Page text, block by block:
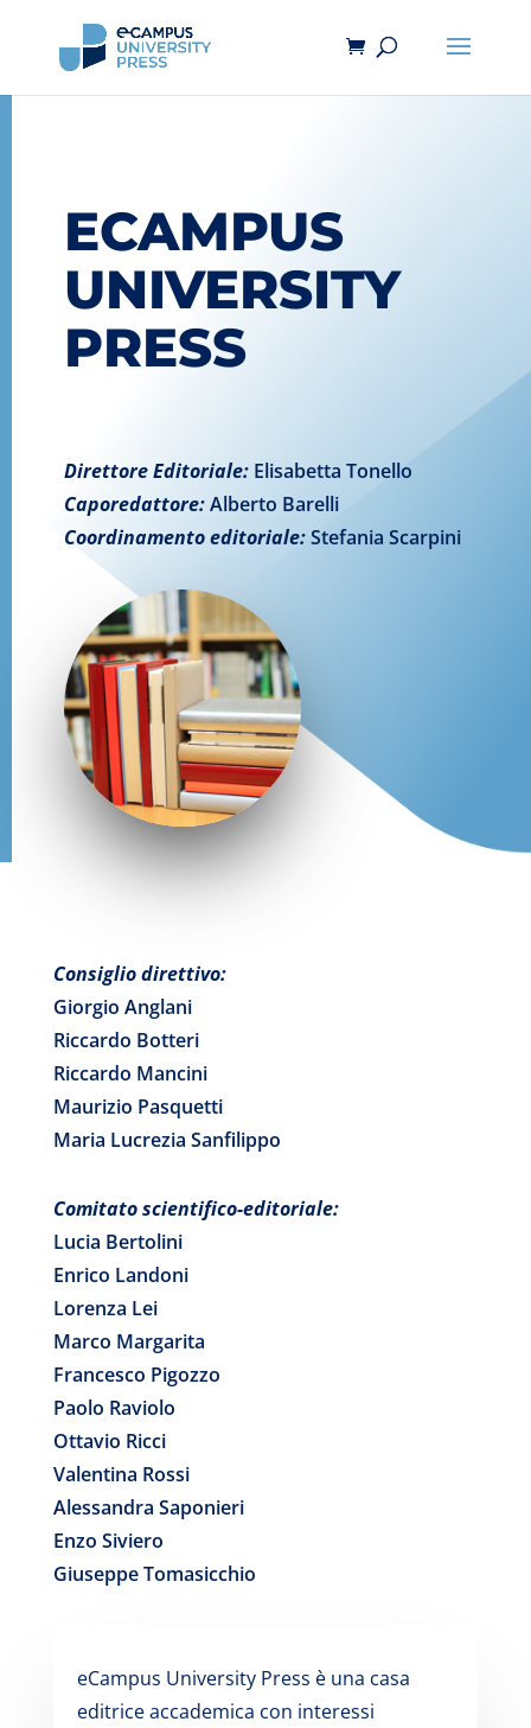
ECAMPUS
UNIVERSITY
PRESS
Direttore Editoriale: Elisabetta Tonello
Caporedattore:Alberto Barelli
Coordinamento editoriale:Stefania Scarpini
Consiglio direttivo:
Giorgio Anglani
Riccardo Botteri
Riccardo Mancini
Maurizio Pasquetti
Maria Lucrezia Sanfilippo
Comitato scientifico-editoriale:
Lucia Bertolini
Enrico Landoni
Lorenza Lei
Marco Margarita
Francesco Pigozzo
Paolo Raviolo
Ottavio Ricci
Valentina Rossi
Alessandra Saponieri
Enzo Siviero
Giuseppe Tomasicchio
eCampus University Press è una casa
editrice accademica con interessi